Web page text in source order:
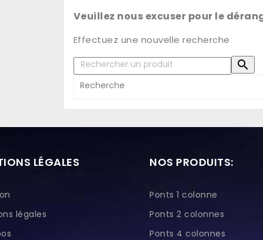
Veuillez nous excuser pour le
Effectuez une nouvelle recherche

LÉGALES
légales
NOS PRODUITS:
Ponts 1 colonne
Ponts 2 colonnes
Ponts 4 colonnes